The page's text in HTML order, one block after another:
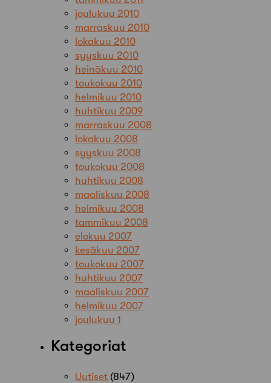
joulukuu 2010
marraskuu 2010
lokakuu 2010
syyskuu 2010
heinäkuu 2010
toukokuu 2010
helmikuu 2010
huhtikuu 2009
marraskuu 2008
lokakuu 2008
syyskuu 2008
toukokuu 2008
huhtikuu 2008
maaliskuu 2008
helmikuu 2008
tammikuu 2008
elokuu 2007
kesäkuu 2007
toukokuu 2007
huhtikuu 2007
maaliskuu 2007
helmikuu 2007
joulukuu 1
Kategoriat
Uutiset (847)